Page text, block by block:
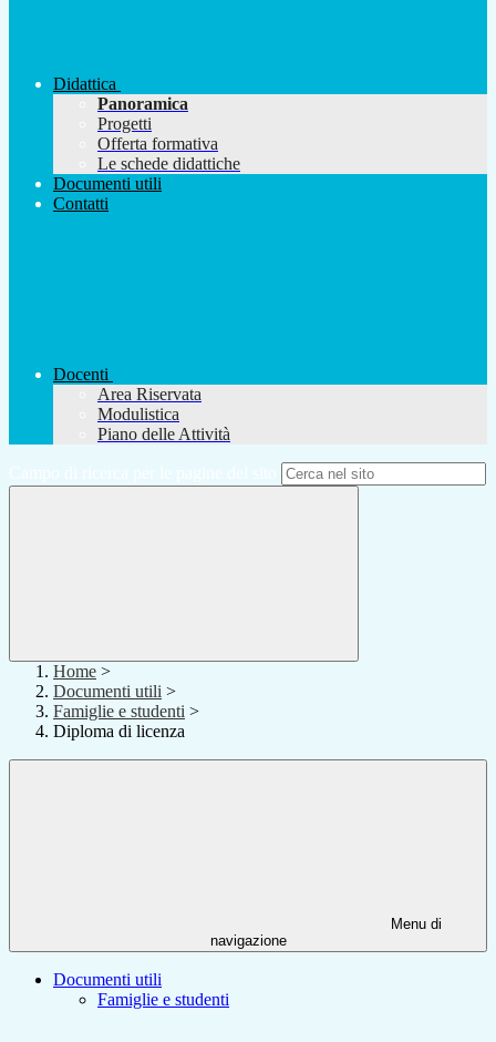
Didattica
Panoramica
Progetti
Offerta formativa
Le schede didattiche
Documenti utili
Contatti
Docenti
Area Riservata
Modulistica
Piano delle Attività
Home >
Documenti utili >
Famiglie e studenti >
Diploma di licenza
Menu di
navigazione
Documenti utili
Famiglie e studenti